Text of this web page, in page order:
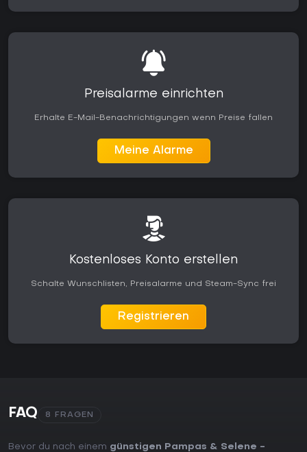
Preisalarme einrichten
Erhalte E-Mail-Benachrichtigungen wenn Preise fallen
Meine Alarme
Kostenloses Konto erstellen
Schalte Wunschlisten, Preisalarme und Steam-Sync frei
Registrieren
FAQ 8 FRAGEN
Bevor du nach einem günstigen Pampas & Selene -